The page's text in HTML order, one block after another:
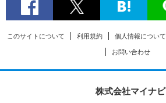
このサイトについて 利用規約 個人情報について
お問い合わせ
株式会社マイナビ